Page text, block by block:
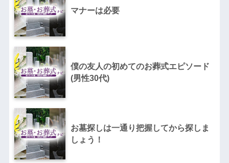
マナーは必要
僕の友人の初めてのお葬式エピソード
(男性30代)
お墓探しは一通り把握してから探しま
しょう！